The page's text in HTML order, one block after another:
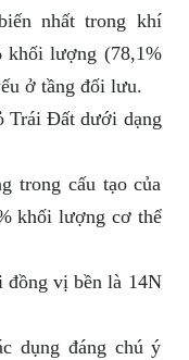
nhất trong khí
khối lượng (78,1%
ở tầng đối lưu.
Trái Đất dưới dạng
trong cấu tạo của
khối lượng cơ thể
đồng vị bền là 14N
dụng đáng chú ý